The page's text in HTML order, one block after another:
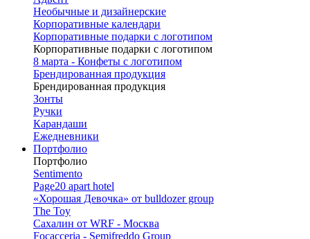
Необычные и дизайнерские
Корпоративные календари
Корпоративные подарки с логотипом
Корпоративные подарки с логотипом
8 марта - Конфеты с логотипом
Брендированная продукция
Брендированная продукция
Зонты
Ручки
Карандаши
Ежедневники
Портфолио
Портфолио
Sentimento
Page20 apart hotel
«Хорошая Девочка» от bulldozer group
The Toy
Сахалин от WRF - Москва
Focacceria - Semifreddo Group